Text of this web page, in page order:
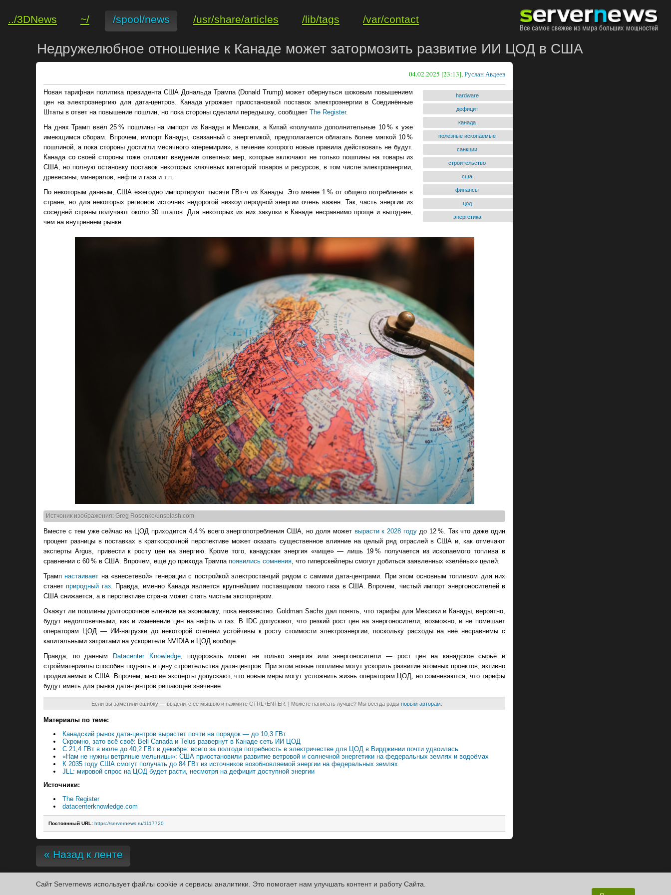
../3DNews ~/ /spool/news /usr/share/articles /lib/tags /var/contact
Недружелюбное отношение к Канаде может затормозить развитие ИИ ЦОД в США
04.02.2025 [23:13],Руслан Авдеев
hardware
дефицит
канада
полезные ископаемые
санкции
строительство
сша
финансы
цод
энергетика
Новая тарифная политика президента США Дональда Трампа (Donald Trump) может обернуться шоковым повышением
цен на электроэнергию для дата-центров. Канада угрожает приостановкой поставок электроэнергии в Соединённые
Штаты в ответ на повышение пошлин, но пока стороны сделали передышку, сообщает The Register.
На днях Трамп ввёл 25 % пошлины на импорт из Канады и Мексики, а Китай «получил» дополнительные 10 % к уже
имеющимся сборам. Впрочем, импорт Канады, связанный с энергетикой, предполагается облагать более мягкой 10 %
пошлиной, а пока стороны достигли месячного «перемирия», в течение которого новые правила действовать не будут.
Канада со своей стороны тоже отложит введение ответных мер, которые включают не только пошлины на товары из
США, но полную остановку поставок некоторых ключевых категорий товаров и ресурсов, в том числе электроэнергии,
древесины, минералов, нефти и газа и т.п.
По некоторым данным, США ежегодно импортируют тысячи ГВт·ч из Канады. Это менее 1 % от общего потребления в
стране, но для некоторых регионов источник недорогой низкоуглеродной энергии очень важен. Так, часть энергии из
соседней страны получают около 30 штатов. Для некоторых из них закупки в Канаде несравнимо проще и выгоднее,
чем на внутреннем рынке.
Истчоник изображения: Greg Rosenke/unsplash.com
Вместе с тем уже сейчас на ЦОД приходится 4,4 % всего энергопотребления США, но доля может вырасти к 2028 году до 12 %. Так что даже один
процент разницы в поставках в краткосрочной перспективе может оказать существенное влияние на целый ряд отраслей в США и, как отмечают
эксперты Argus, привести к росту цен на энергию. Кроме того, канадская энергия «чище» — лишь 19 % получается из ископаемого топлива в
сравнении с 60 % в США. Впрочем, ещё до прихода Трампа появились сомнения , что гиперскейлеры смогут добиться заявленных «зелёных» целей.
Трампнастаивает на «внесетевой» генерации с постройкой электростанций рядом с самими дата-центрами. При этом основным топливом для них
станетприродный газ. Правда, именно Канада является крупнейшим поставщиком такого газа в США. Впрочем, чистый импорт энергоносителей в
США снижается, а в перспективе страна может стать чистым экспортёром.
Окажут ли пошлины долгосрочное влияние на экономику, пока неизвестно. Goldman Sachs дал понять, что тарифы для Мексики и Канады, вероятно,
будут недолговечными, как и изменение цен на нефть и газ. В IDC допускают, что резкий рост цен на энергоносители, возможно, и не помешает
операторам ЦОД — ИИ-нагрузки до некоторой степени устойчивы к росту стоимости электроэнергии, поскольку расходы на неё несравнимы с
капитальными затратами на ускорители NVIDIA и ЦОД вообще.
Правда, по данным
Datacenter Knowledge, подорожать может не только энергия или энергоносители — рост цен на канадское сырьё и
стройматериалы способен поднять и цену строительства дата-центров. При этом новые пошлины могут ускорить развитие атомных проектов, активно
продвигаемых в США. Впрочем, многие эксперты допускают, что новые меры могут усложнить жизнь операторам ЦОД, но сомневаются, что тарифы
будут иметь для рынка дата-центров решающее значение.
Если вы заметили ошибку — выделите ее мышью и нажмите CTRL+ENTER. | Можете написать лучше? Мы всегда рады новым авторам
Материалы по теме:
Канадский рынок дата-центров вырастет почти на порядок — до 10,3 ГВт
Скромно, зато всё своё: Bell Canada и Telus развернут в Канаде сеть ИИ ЦОД
С 21,4 ГВт в июле до 40,2 ГВт в декабре: всего за полгода потребность в электричестве для ЦОД в Вирджинии почти удвоилась
«Нам не нужны ветряные мельницы»: США приостановили развитие ветровой и солнечной энергетики на федеральных землях и водоёмах
К 2035 году США смогут получать до 84 ГВт из источников возобновляемой энергии на федеральных землях
JLL: мировой спрос на ЦОД будет расти, несмотря на дефицит доступной энергии
Источники:
The Register
datacenterknowledge.com
Постоянный URL: https://servernews.ru/1117720
« Назад к ленте
Сайт Servernews использует файлы cookie и сервисы аналитики. Это помогает нам улучшать контент и работу Cайта.